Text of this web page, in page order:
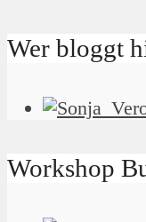
Wer bloggt
Workshop